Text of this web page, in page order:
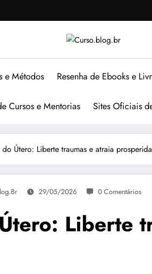
e Métodos Resenha de Ebooks e
Cursos e Mentorias Sites Oficiais
Útero: Liberte traumas e atraia
29/05/2026 0 Comentários
Liberte